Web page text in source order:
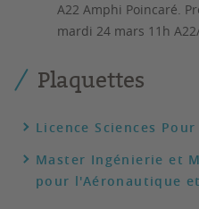
A22 Amphi Poincaré.
mardi 24 mars 11h
Plaquettes
Licence Sciences
Master Ingénierie et
pour l'Aéronautique